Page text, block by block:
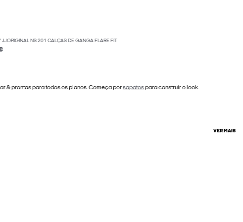
JJORIGINAL NS 201 CALÇAS DE GANGA FLARE FIT
& prontas para todos os planos. Começa porsapatospara construir o look.
VER MAIS